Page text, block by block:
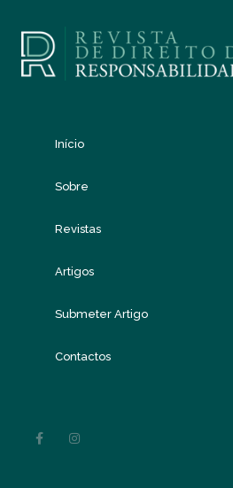
Início
Sobre
Revistas
Artigos
Submeter Artigo
Contactos